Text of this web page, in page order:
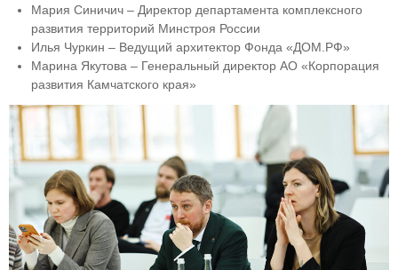
Мария Синичич – Директор департамента комплексного
развития территорий Минстроя России
Илья Чуркин – Ведущий архитектор Фонда «ДОМ.РФ»
Марина Якутова – Генеральный директор АО «Корпорация
развития Камчатского края»